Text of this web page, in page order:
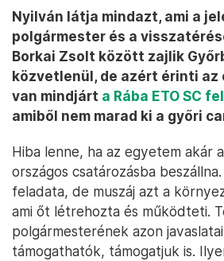
Nyilván látja mindazt, ami a
polgármester és a
Borkai Zsolt között zajlik
közvetlenül, de azért érinti
van mindjárt a Rába ETO SC
amiből nem marad ki a győri
Hiba lenne, ha az egyetem akár
országos csatározásba
feladata, de muszáj azt a
ami őt létrehozta és működteti.
polgármesterének azon
támogathatók, támogatjuk is.